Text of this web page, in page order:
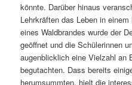
könnte. Darüber hinaus
Lehrkräften das Leben in
eines Waldbrandes wurde der
geöffnet und die Schülerinnen
augenblicklich eine Vielzahl an
begutachten. Dass bereits
herumsummten, hielt die